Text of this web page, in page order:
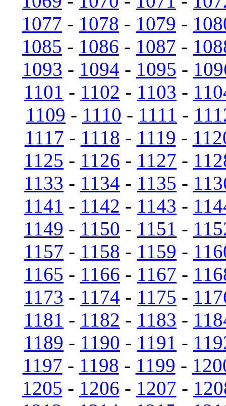
1077 - 1078 - 1079 -
1085 - 1086 - 1087 -
1093 - 1094 - 1095 -
1101 - 1102 - 1103 -
1109 - 1110 - 1111 -
1117 - 1118 - 1119 -
1125 - 1126 - 1127 -
1133 - 1134 - 1135 -
1141 - 1142 - 1143 -
1149 - 1150 - 1151 -
1157 - 1158 - 1159 -
1165 - 1166 - 1167 -
1173 - 1174 - 1175 -
1181 - 1182 - 1183 -
1189 - 1190 - 1191 -
1197 - 1198 - 1199 -
1205 - 1206 - 1207 -